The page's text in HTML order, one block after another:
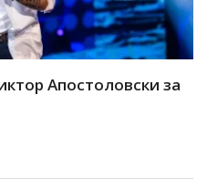
Апостоловски за